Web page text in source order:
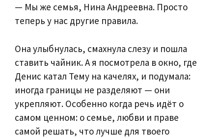
— Мы же семья, Нина Андреевна. Просто
теперь у нас другие правила.
Она улыбнулась, смахнула слезу и пошла
ставить чайник. А я посмотрела в окно, где
Денис катал Тему на качелях, и подумала:
иногда границы не разделяют — они
укрепляют. Особенно когда речь идёт о
самом ценном: о семье, любви и праве
самой решать, что лучше для твоего